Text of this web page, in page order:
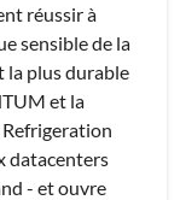
réussir à
sensible de la
la plus durable
et la
Refrigeration
datacenters
- et ouvre